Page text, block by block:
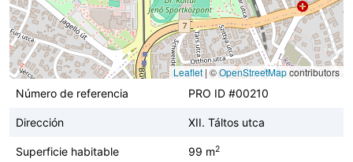
Leaflet | ©OpenStreetMapcontributors
Número de referencia
PRO ID #00210
Dirección XII. Táltos utca
Superficie habitable 99 m2